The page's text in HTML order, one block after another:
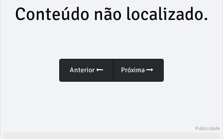
Conteúdo não localizado.
Anterior Próxima